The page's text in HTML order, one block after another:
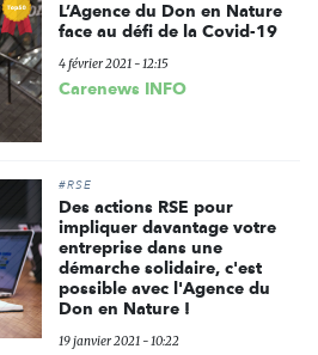
L’Agence du Don en Nature
face au défi de la Covid-19
4 février 2021 - 12:15
Carenews INFO
#RSE
Des actions RSE pour
impliquer davantage votre
entreprise dans une
démarche solidaire, c'est
possible avec l'Agence du
Don en Nature !
19 janvier 2021 - 10:22